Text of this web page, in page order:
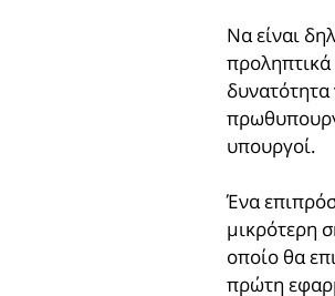
Να είναι
προληπτικά
δυνατότητα
υπουργοί.
Ένα
μικρότερη
οποίο θα
πρώτη